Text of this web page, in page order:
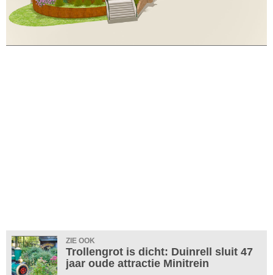
ZIE OOK
Trollengrot is dicht: Duinrell sluit 47
jaar oude attractie Minitrein